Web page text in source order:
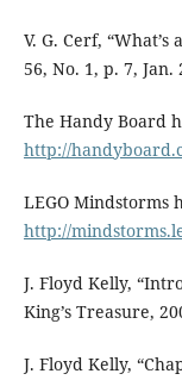
V. G. Cerf,
56, No. 1, p. 7, Jan.
The Handy Board
http://
LEGO Mindstorms
http://
J. Floyd Kelly,
King’s Treasure,
J. Floyd Kelly,